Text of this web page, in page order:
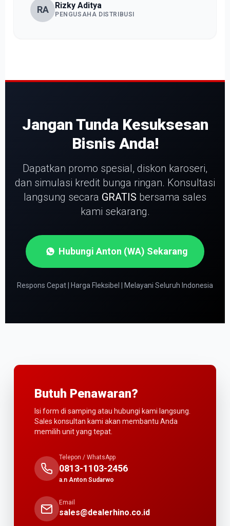
RA Rizky Aditya
PENGUSAHA DISTRIBUSI
Jangan Tunda Kesuksesan
Bisnis Anda!
Dapatkan promo spesial, diskon karoseri,
dan simulasi kredit bunga ringan. Konsultasi
langsung secara GRATIS bersama sales
kami sekarang.
Hubungi Anton (WA) Sekarang
Respons Cepat | Harga Fleksibel | Melayani Seluruh Indonesia
Butuh Penawaran?
Isi form di samping atau hubungi kami langsung.
Sales konsultan kami akan membantu Anda
memilih unit yang tepat.
Telepon / WhatsApp
0813-1103-2456
a.n Anton Sudarwo
Email
sales@dealerhino.co.id